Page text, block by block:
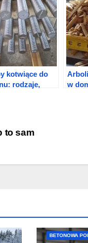
kotwiące do
rodzaje,
w
to sam
BETONOWA